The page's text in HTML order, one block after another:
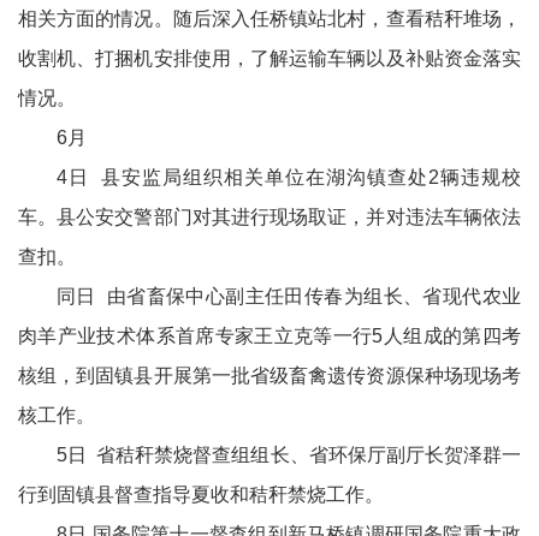
相关方面的情况。随后深入任桥镇站北村，查看秸秆堆场，
收割机、打捆机安排使用，了解运输车辆以及补贴资金落实
情况。
6月
4日 县安监局组织相关单位在湖沟镇查处2辆违规校
车。县公安交警部门对其进行现场取证，并对违法车辆依法
查扣。
同日 由省畜保中心副主任田传春为组长、省现代农业
肉羊产业技术体系首席专家王立克等一行5人组成的第四考
核组，到固镇县开展第一批省级畜禽遗传资源保种场现场考
核工作。
5日 省秸秆禁烧督查组组长、省环保厅副厅长贺泽群一
行到固镇县督查指导夏收和秸秆禁烧工作。